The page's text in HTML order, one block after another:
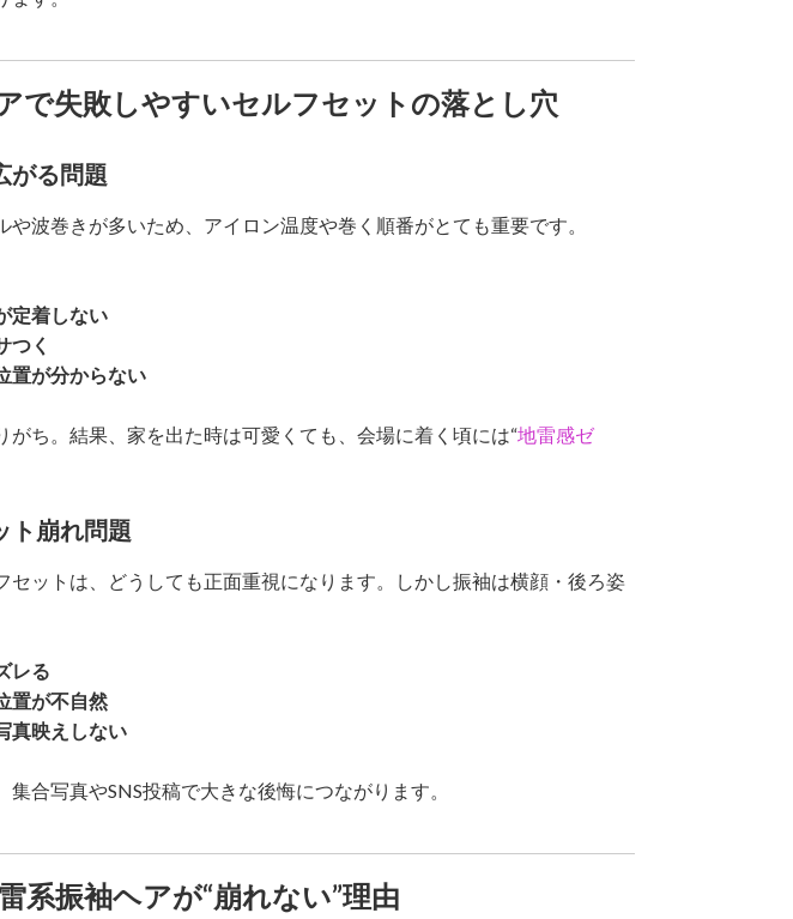
で失敗しやすいセルフセットの落とし穴
がる問題
や波巻きが多いため、アイロン温度や巻く順番がとても重要です。
定着しない
つく
置が分からない
がち。結果、家を出た時は可愛くても、会場に着く頃には“地雷感ゼ
ト崩れ問題
セットは、どうしても正面重視になります。しかし振袖は横顔・後ろ姿
レる
置が不自然
真映えしない
集合写真やSNS投稿で大きな後悔につながります。
系振袖ヘアが“崩れない”理由